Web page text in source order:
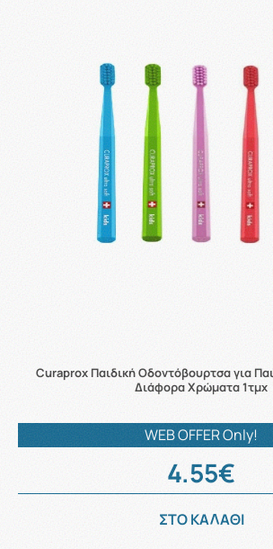
Curaprox Παιδική Οδοντόβουρτσα για
Διάφορα Χρώματα 1τμχ
WEB OFFER Only!
4.55€
ΣΤΟ ΚΑΛΑΘΙ